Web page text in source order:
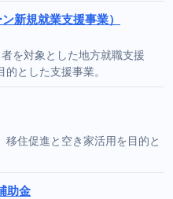
新規就業支援事業）
を対象とした地方就職支援
とした支援事業。
住促進と空き家活用を目的と
助金